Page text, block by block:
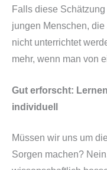
Falls diese
jungen Menschen,
nicht unterrichtet
mehr, wenn man von
Gut erforscht:
individuell
Müssen wir uns um
Sorgen machen?